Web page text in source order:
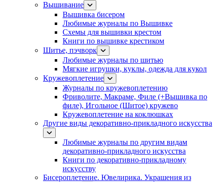
Вышивание
Вышивка бисером
Любимые журналы по Вышивке
Схемы для вышивки крестом
Книги по вышивке крестиком
Шитье, пэчворк
Любимые журналы по шитью
Мягкие игрушки, куклы, одежда для кукол
Кружевоплетение
Журналы по кружевоплетению
Фриволите, Макраме, Филе (+Вышивка по
филе), Игольное (Шитое) кружево
Кружевоплетение на коклюшках
Другие виды декоративно-прикладного искусства
Любимые журналы по другим видам
декоративно-прикладного искусства
Книги по декоративно-прикладному
искусству
Бисероплетение. Ювелирика. Украшения из